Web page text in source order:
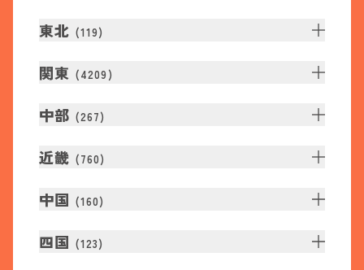
東北 (119)
関東 (4209 )
中部 (267)
近畿 (760)
中国 (160)
四国 (123)